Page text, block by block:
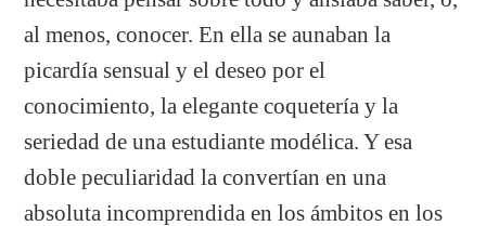
al menos, conocer. En ella se aunaban la
picardía sensual y el deseo por el
conocimiento, la elegante coquetería y la
seriedad de una estudiante modélica. Y esa
doble peculiaridad la convertían en una
absoluta incomprendida en los ámbitos en los